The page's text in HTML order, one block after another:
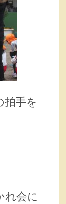
拍手を
れ会に